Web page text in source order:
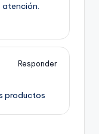
atención.
Responder
productos